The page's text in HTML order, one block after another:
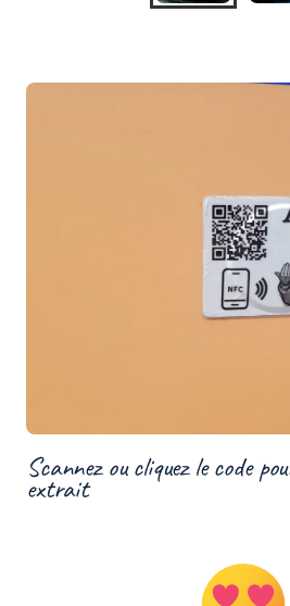
Scannez ou cliquez le code
extrait